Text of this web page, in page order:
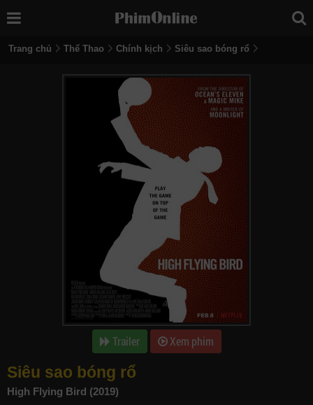
Trang chủ Thể Thao Chính kịch Siêu sao bóng rổ
Trailer Xem phim
Siêu sao bóng rổ
High Flying Bird (2019)